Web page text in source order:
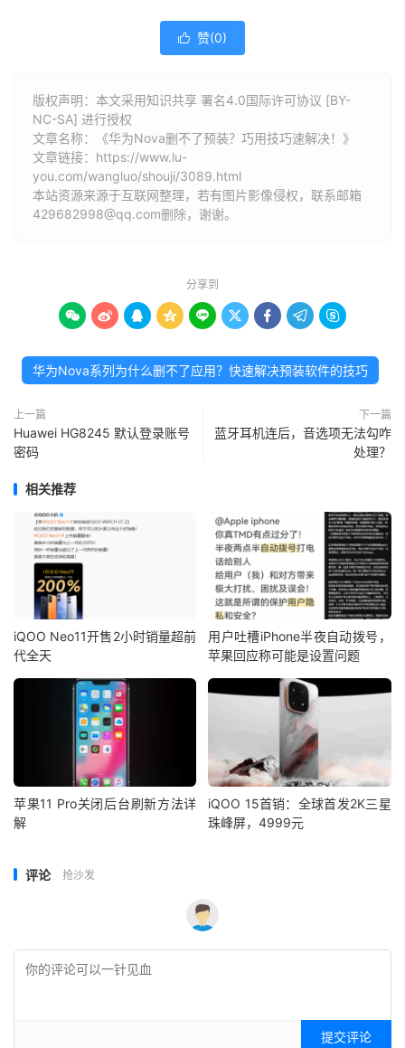
 赞(0)
版权声明：本文采用知识共享 署名4.0国际许可协议 [BY-
NC-SA] 进行授权
文章名称：《华为Nova删不了预装？巧用技巧速解决！》
文章链接： https://www.lu-
you.com/wangluo/shouji/3089.html
本站资源来源于互联网整理，若有图片影像侵权，联系邮箱
429682998@qq.com删除，谢谢。
分享到
        
华为Nova系列为什么删不了应用？快速解决预装软件的技巧
上一篇
Huawei HG8245 默认登录账号
密码
下一篇
蓝牙耳机连后，音选项无法勾咋
处理？
相关推荐
iQOO Neo11开售2小时销量超前
代全天
用户吐槽iPhone半夜自动拨号，
苹果回应称可能是设置问题
苹果11 Pro关闭后台刷新方法详
解
iQOO 15首销：全球首发2K三星
珠峰屏，4999元
评论 抢沙发
提交评论